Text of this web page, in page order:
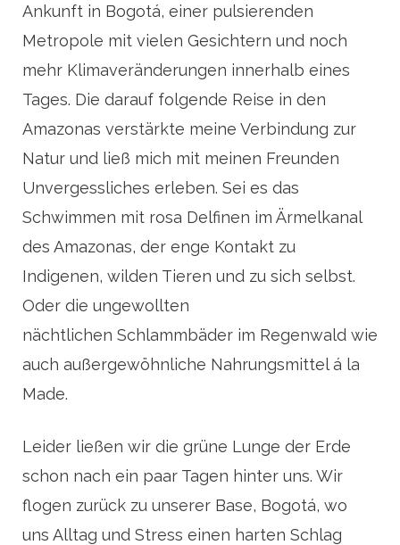
Ankunft in Bogotá, einer pulsierenden
Metropole mit vielen Gesichtern und noch
mehr Klimaveränderungen innerhalb eines
Tages. Die darauf folgende Reise in den
Amazonas verstärkte meine Verbindung zur
Natur und ließ mich mit meinen Freunden
Unvergessliches erleben. Sei es das
Schwimmen mit rosa Delfinen im Ärmelkanal
des Amazonas, der enge Kontakt zu
Indigenen, wilden Tieren und zu sich selbst.
Oder die ungewollten
nächtlichen Schlammbäder im Regenwald wie
auch außergewöhnliche Nahrungsmittel á la
Made.
Leider ließen wir die grüne Lunge der Erde
schon nach ein paar Tagen hinter uns. Wir
flogen zurück zu unserer Base, Bogotá, wo
uns Alltag und Stress einen harten Schlag